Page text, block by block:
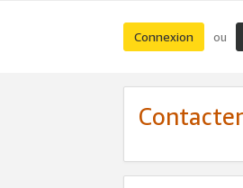
Connexion ou